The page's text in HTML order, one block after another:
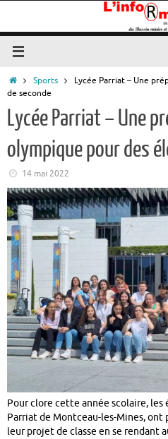
contenu
Accueil
Sports
Lycée Parriat – Une
de seconde
Lycée Parriat – Une
olympique pour des
14 mai 2022
Pour clore cette année scolaire, les
Parriat de Montceau-les-Mines,
leur projet de classe en se rendant